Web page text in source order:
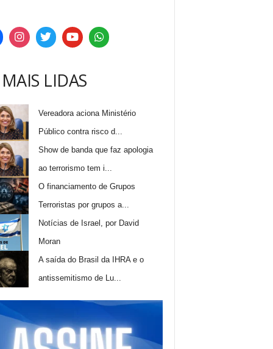
LIDAS
Vereadora aciona Ministério
Público contra risco d...
Show de banda que faz apologia
ao terrorismo tem i...
O financiamento de Grupos
Terroristas por grupos a...
Notícias de Israel, por David
Moran
A saída do Brasil da IHRA e o
antissemitismo de Lu...